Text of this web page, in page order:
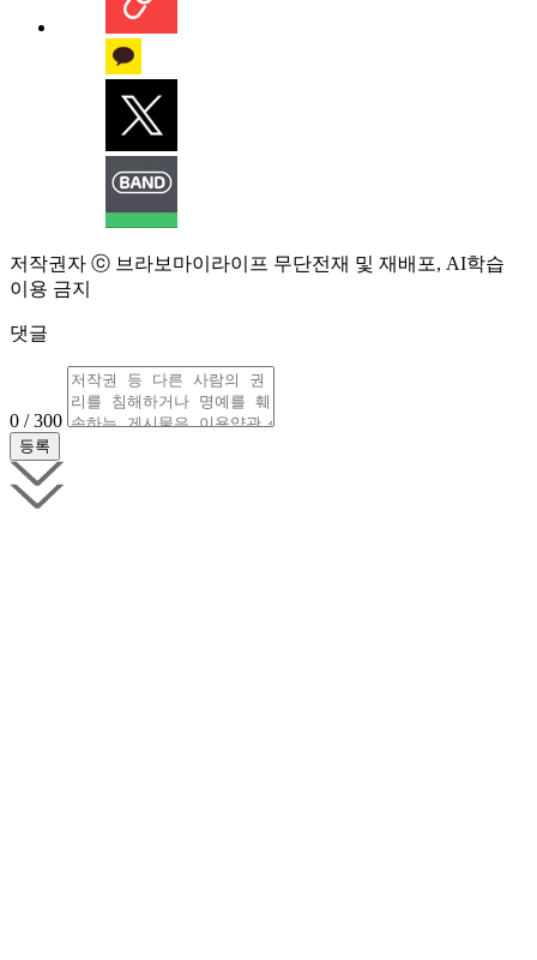
저작권자 ⓒ 브라보마이라이프 무단전재 및 재배포, AI학습
이용 금지
댓글
0 / 300